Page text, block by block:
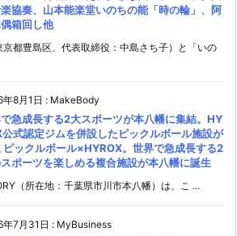
協奏、山本能楽堂いのちの能「時の輪」、阿
箱回し他
都豊島区、代表取締役：中島さち子）と「いの
8月1日 : MakeBody
急成長する2大スポーツが本八幡に集結。HY
公式認定ジムを併設したピックルボール施設が
ピックルボール×HYROX。世界で急成長する2
ポーツを楽しめる複合施設が本八幡に誕生
（所在地：千葉県市川市本八幡）は、こ ...
年7月31日 : MyBusiness